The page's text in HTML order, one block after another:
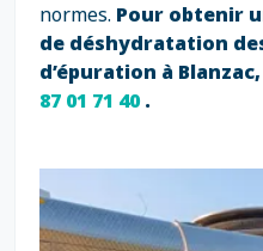
normes. Pour obtenir
de déshydratation
d’épuration à
87 01 71 40.